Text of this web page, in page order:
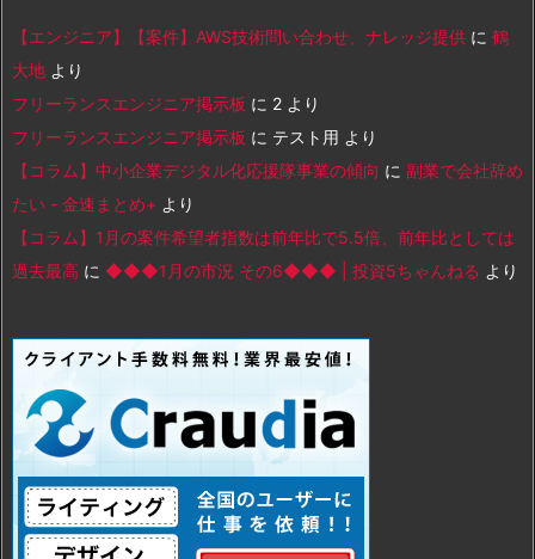
【エンジニア】【案件】AWS技術問い合わせ、ナレッジ提供 に 鶴
大地 より
フリーランスエンジニア掲示板 に 2 より
フリーランスエンジニア掲示板 に テスト用 より
【コラム】中小企業デジタル化応援隊事業の傾向 に 副業で会社辞め
たい - 金速まとめ+ より
【コラム】1月の案件希望者指数は前年比で5.5倍、前年比としては
過去最高 に ◆◆◆1月の市況 その6◆◆◆ | 投資5ちゃんねる より